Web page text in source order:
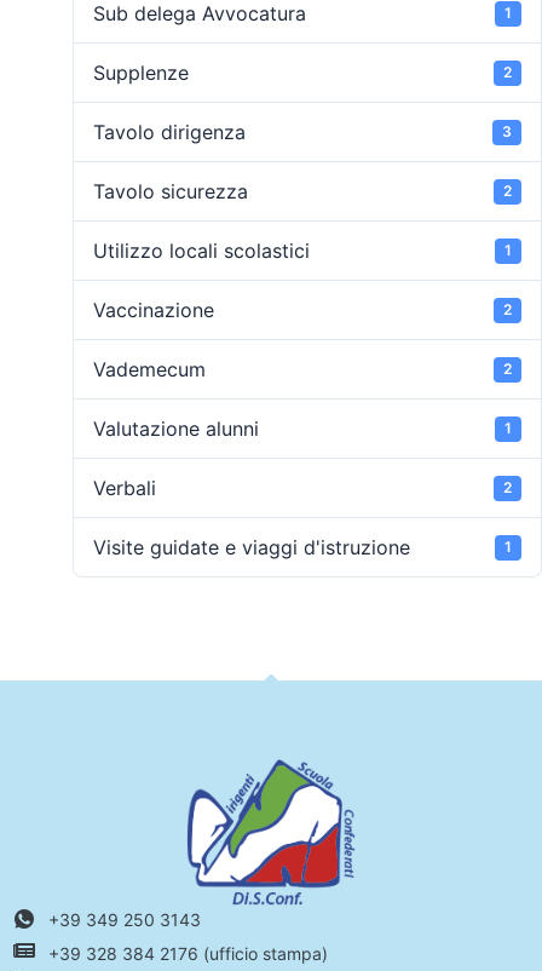
Sub delega Avvocatura 1
Supplenze 2
Tavolo dirigenza 3
Tavolo sicurezza 2
Utilizzo locali scolastici 1
Vaccinazione 2
Vademecum 2
Valutazione alunni 1
Verbali 2
Visite guidate e viaggi d'istruzione 1
+39 349 250 3143
+39 328 384 2176 (ufficio stampa)